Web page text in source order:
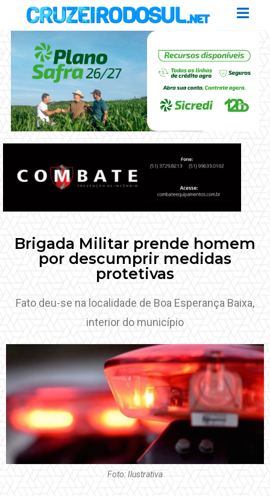
Brigada Militar prende homem
por descumprir medidas
protetivas
Fato deu-se na localidade de Boa Esperança Baixa,
interior do município
Foto: Ilustrativa